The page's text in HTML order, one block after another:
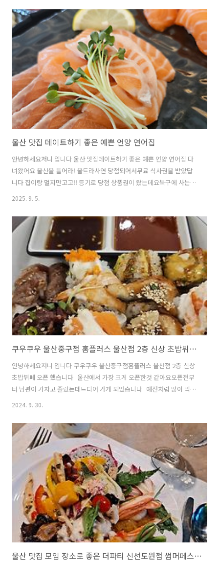
고하더라고요 꽤 혁신적인 서비스인데종이가...보는 순간 기분이 찝찝왕
칠리새우양갈비 스테이크부채살 스테이크모듬 초밥모듬회하겐다즈 아
이스크림메뉴들을 주문할 수 있답니다 사실 벨이 있는 것도 아니라직원
을 부르기도 불편한데궁금해서 모듬회를 주문해 보았답니다 신선하고
예쁘게 담겨오는 건 좋았는데여전히 움직여야 했어요 소스가 일도 없네
요 울산 맛집더파티는 가격에 비해 정말 다양하고퀄..
울산 맛집 데이트하기 좋은 예쁜 언양 연어집
안녕하세요저니 입니다 울산 맛집데이트하기 좋은 예쁜 언양 연어집 다
녀왔어요 울산을 틀어라! 울트라사연 당첨되어서무료 식사권을 받았답
니다 집이랑 멀지만고고!! 등기로 당첨 상품권이 왔는데요북구에 사는데
언양에 위치한 식당이라니...센스가 부족하다고 생각했어요하지만!도착
델링한것 같은매장이 취향저격! 데이트하기도 좋겠더라고요저도 남편과
오랜만에 조용하고 맛있게 식사했네요 안쪽으로 가면단체석도 준비되어
있답니다 인테리어가 다했어요모임으로 찾으면 다들 좋아할것 같네요
나홀로 세트 2개 선택 메뉴 및 가격 예쁜 실물 메뉴판도 있지만장수가 많
아서한 장으로! 실물은 이 메뉴만 보아도다른것도 비주얼 천재!일것이다
예상됩니다 처음에는 부족하지 않..
2025. 9. 5.
쿠우쿠우 울산중구점 홈플러스 울산점 2층 신상 초밥뷔페 오픈
안녕하세요저니 입니다 쿠우쿠우 울산중구점홈플러스 울산점 2층 신상
초밥뷔페 오픈 했습니다 울산에서 가장 크게 오픈한것 같아요오픈전부
터 남편이 가자고 졸랐는데드디어 가게 되었습니다 예전처럼 많이 먹지
못해서뷔페는 별로인데남편이 제몫까지 먹어주는것 같네요 가격 안내
만 비싼만큼 메뉴가 더 좋았어요많이 드시는분들은 오히려 더 좋겠습니
다 남편은 환호하면서 먹더라고요 평일날 다녀왔는데오픈전부터 테이
블링으로 예약하고 줄서서 입장했어요 매장도 정말 넓습니다룸도 준비
되어 있어서각종모임이나 회식에도 좋을것 같았습니다 중요한 행사라면
너무 붐벼서 일단 이용해보고예약 잡아보세요 다른것도 정말 많지만손
님이 많아서도저히 찍을수 없었네요 시작과 동시에 다..
2024. 9. 30.
울산 맛집 모임 장소로 좋은 더파티 신선도원점 썸머페스티벌